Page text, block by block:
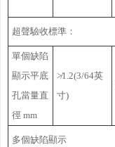
超聲驗收標準：
單個缺陷
顯示平底
孔當量直
徑 mm
≯1.2(3/64英
寸)
多個缺陷顯示